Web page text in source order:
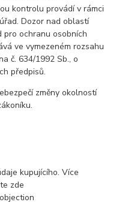
kontrolu provádí v rámci
Dozor nad oblastí
pro ochranu osobních
ve vymezeném rozsahu
č. 634/1992 Sb., o
předpisů.
změny okolností
kupujícího. Více
zde